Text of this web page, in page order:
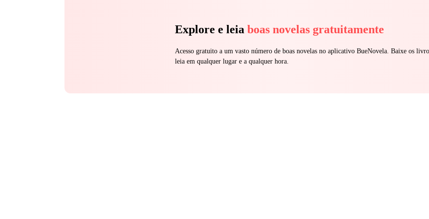
Explore e leia boas novelas gratuitamente
Acesso gratuito a um vasto número de boas novelas no aplicativo BueNovela. Baixe os
leia em qualquer lugar e a qualquer hora.